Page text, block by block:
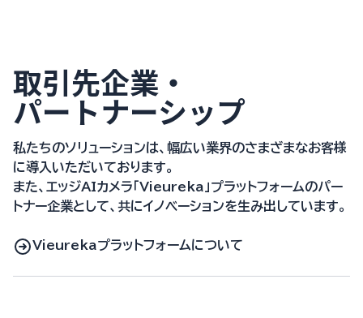
取引先企業・
パートナーシップ
私たちのソリューションは、幅広い業界のさまざまなお客様
に導入いただいております。
また、エッジAIカメラ「Vieureka」プラットフォームのパー
トナー企業として、共にイノベーションを生み出しています。
Vieurekaプラットフォームについて